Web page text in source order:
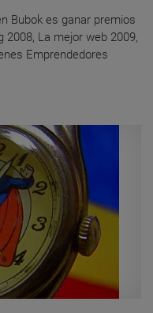
Bubok es ganar premios
2008, La mejor web 2009,
Emprendedores